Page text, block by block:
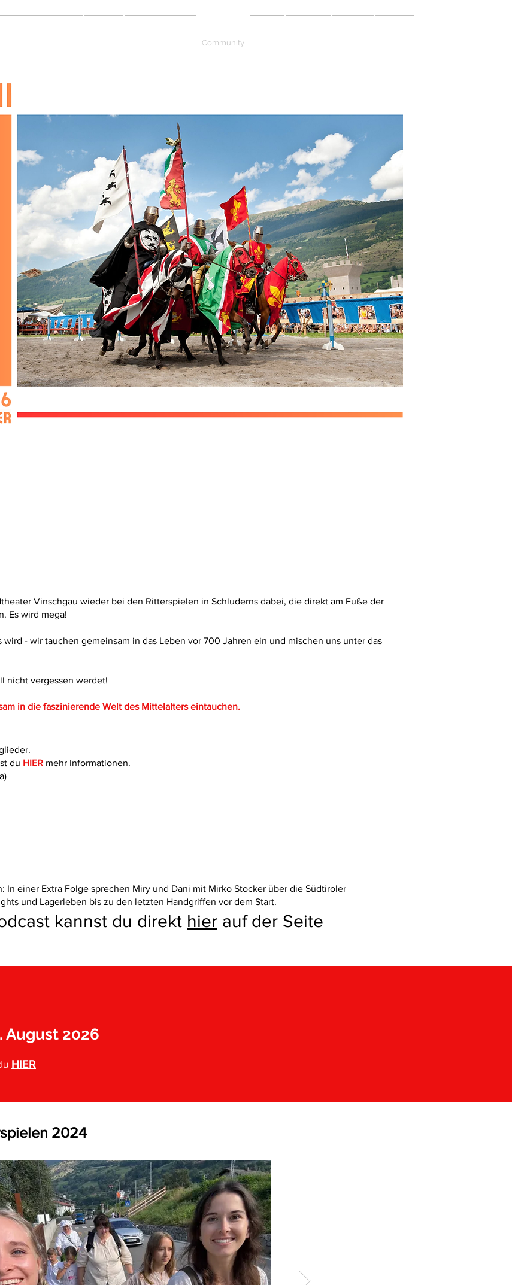
Community
Vinschgau wieder bei den Ritterspielen in Schluderns dabei, die direkt am Fuße der
Es wird mega!
- wir tauchen gemeinsam in das Leben vor 700 Jahren ein und mischen uns unter das
nicht vergessen werdet!
in die faszinierende Welt des Mittelalters eintauchen.
du HIER mehr Informationen.
In einer Extra Folge sprechen Miry und Dani mit Mirko Stocker über die Südtiroler
und Lagerleben bis zu den letzten Handgriffen vor dem Start.
kannst du direkt hier auf der Seite
August 2026
HIER.
2024